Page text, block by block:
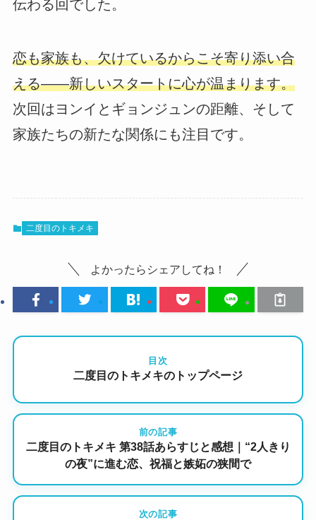
伝わる回でした。
恋も家族も、欠けているからこそ寄り添い合
える――新しいスタートに心が温まります。
次回はヨンイとギョンジュンの距離、そして
家族たちの新たな関係にも注目です。
二度目のトキメキ
よかったらシェアしてね！
目次
二度目のトキメキのトップページ
前の記事
二度目のトキメキ 第38話あらすじと感想｜“2人きり
の夜”に進む恋、祝福と嫉妬の狭間で
次の記事